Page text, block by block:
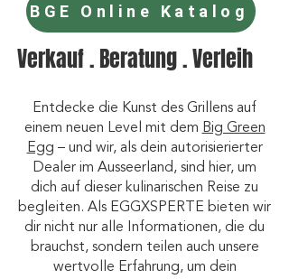
BGE Online Katalog
Verkauf . Beratung . Verleih
Entdecke die Kunst des Grillens auf
einem neuen Level mit dem Big Green
Egg – und wir, als dein autorisierierter
Dealer im Ausseerland, sind hier, um
dich auf dieser kulinarischen Reise zu
begleiten. Als EGGXSPERTE bieten wir
dir nicht nur alle Informationen, die du
brauchst, sondern teilen auch unsere
wertvolle Erfahrung, um dein